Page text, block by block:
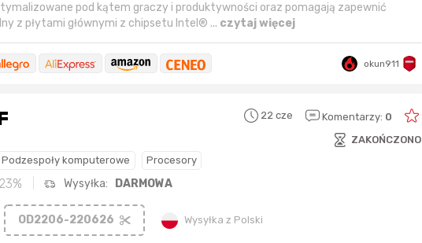
pod kątem graczy i produktywności oraz pomagają zapewnić
z płytami głównymi z chipsetu Intel® ... czytaj więcej
okun911
22 cze Komentarzy: 0
ZAKOŃCZONO
Podzespoły komputerowe Procesory
23% Wysyłka: DARMOWA
OD2206-220626 Wysyłka z Polski
Sferis - czemu odstrasza?
Czy moze ktos to jakos logicznie
Nagroda za najlepiej ocenianą
okazjęw tym miesiącu:
okazję